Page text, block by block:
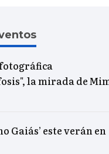
la mirada de
Gaiás’ este verán en